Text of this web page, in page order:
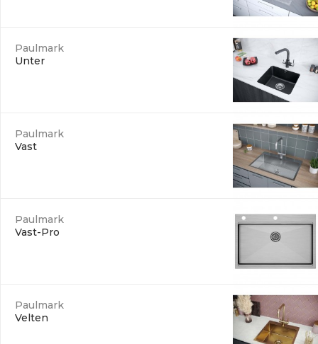
Paulmark
Unter
Paulmark
Vast
Paulmark
Vast-Pro
Paulmark
Velten